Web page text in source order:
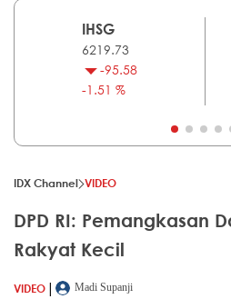
IHSG
6219.73
-95.58
-1.51 %
IDX Channel VIDEO
DPD RI: Pemangkasan
Rakyat Kecil
VIDEO |
Madi Supanji